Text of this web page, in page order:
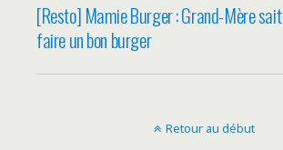
[Resto] Mamie Burger : Grand-Mère sait
faire un bon burger
Retour au début